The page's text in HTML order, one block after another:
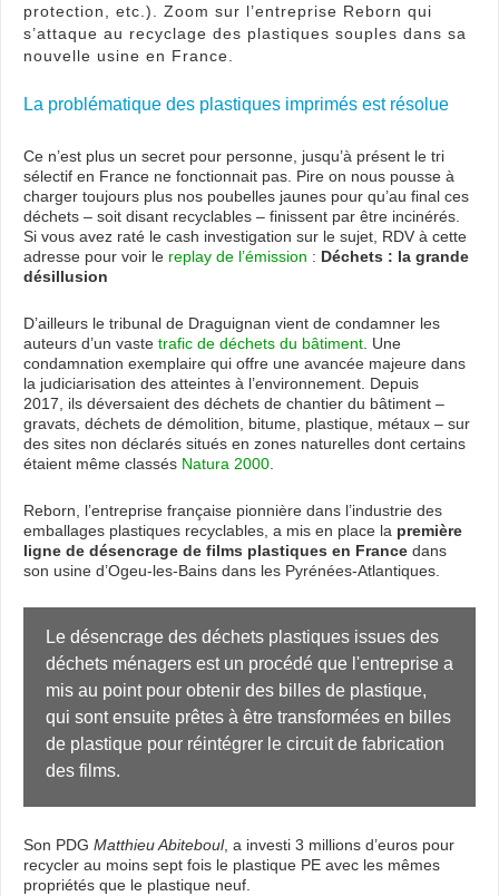
protection, etc.). Zoom sur l’entreprise Reborn qui
s’attaque au recyclage des plastiques souples dans sa
nouvelle usine en France.
La problématique des plastiques imprimés est résolue
Ce n’est plus un secret pour personne, jusqu’à présent le tri
sélectif en France ne fonctionnait pas. Pire on nous pousse à
charger toujours plus nos poubelles jaunes pour qu’au final ces
déchets – soit disant recyclables – finissent par être incinérés.
Si vous avez raté le cash investigation sur le sujet, RDV à cette
adresse pour voir le replay de l’émission : Déchets : la grande
désillusion
D’ailleurs le tribunal de Draguignan vient de condamner les
auteurs d’un vaste trafic de déchets du bâtiment . Une
condamnation exemplaire qui offre une avancée majeure dans
la judiciarisation des atteintes à l’environnement. Depuis
2017, ils déversaient des déchets de chantier du bâtiment –
gravats, déchets de démolition, bitume, plastique, métaux – sur
des sites non déclarés situés en zones naturelles dont certains
étaient même classés Natura 2000
Reborn, l’entreprise française pionnière dans l’industrie des
emballages plastiques recyclables, a mis en place la première
ligne de désencrage de films plastiques en France dans
son usine d’Ogeu-les-Bains dans les Pyrénées-Atlantiques.
Le désencrage des déchets plastiques issues des
déchets ménagers est un procédé que l'entreprise a
mis au point pour obtenir des billes de plastique,
qui sont ensuite prêtes à être transformées en billes
de plastique pour réintégrer le circuit de fabrication
des films.
Son PDG Matthieu Abiteboul, a investi 3 millions d’euros pour
recycler au moins sept fois le plastique PE avec les mêmes
propriétés que le plastique neuf.